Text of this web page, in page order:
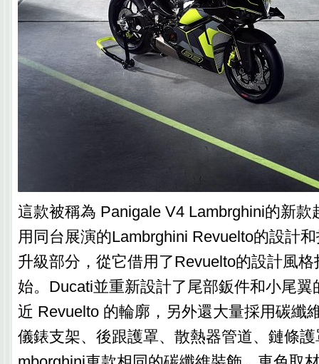
這款被稱為 Panigale V4 Lambrghini的新款
用同台展演的Lambrghini Revuelto的設計
升級部分，從它借用了Revuelto的設計風
始。Ducati並重新設計了尾部鈑件和小尾翼
近 Revuelto 的輪廓，另外還大量採用碳纖
儀錶支架、後跟護罩、散熱器管道、鏈條